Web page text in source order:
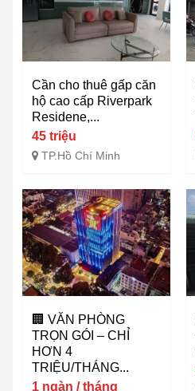
Cần cho thuê gấp căn
hộ cao cấp Riverpark
Residene,...
45 triệu
TP.Hồ Chí Minh
🏢 VĂN PHÒNG
TRỌN GÓI – CHỈ
HƠN 4
TRIỆU/THÁNG...
1 ngàn / tháng